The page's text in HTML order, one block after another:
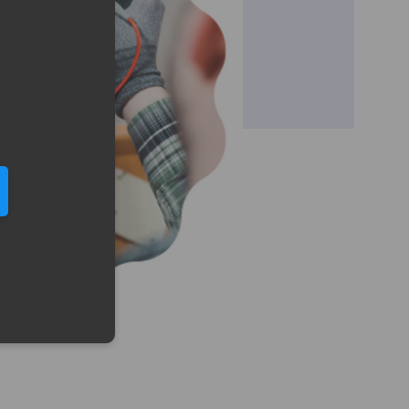
call
w formacie E164